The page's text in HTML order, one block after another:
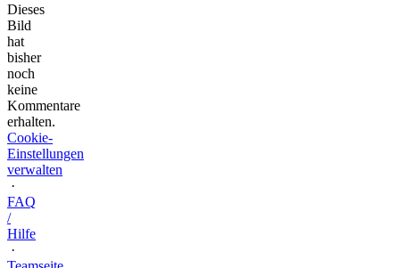
Dieses
Bild
hat
bisher
noch
keine
Kommentare
erhalten.
Cookie-
Einstellungen
verwalten
·
FAQ
/
Hilfe
·